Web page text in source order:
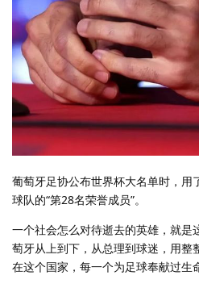
葡萄牙足协公布世界杯大名单时，用
球队的“第28名荣誉成员”。
一个社会怎么对待逝去的英雄，就是
萄牙从上到下，从总理到球迷，用整
在这个国家，每一个为足球奉献过生